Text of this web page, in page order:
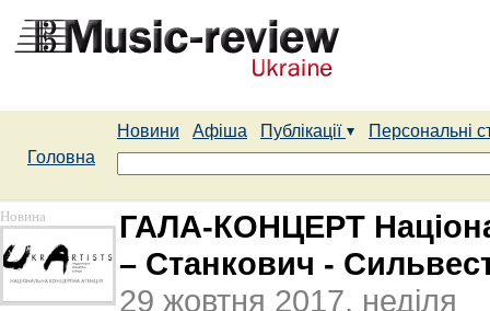
Новини Афіша Публікації
Персональні
Головна
Новина
ГАЛА-КОНЦЕРТ
– Станкович -
29 жовтня 2017, неділя